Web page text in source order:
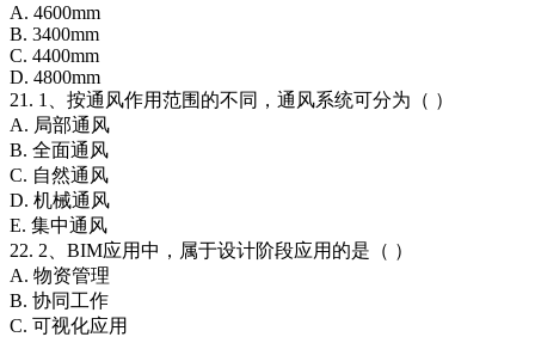
A. 4600mm
B. 3400mm
C. 4400mm
D. 4800mm
21. 1、按通风作用范围的不同，通风系统可分为（ ）
A. 局部通风
B. 全面通风
C. 自然通风
D. 机械通风
E. 集中通风
22. 2、BIM应用中，属于设计阶段应用的是（ ）
A. 物资管理
B. 协同工作
C. 可视化应用